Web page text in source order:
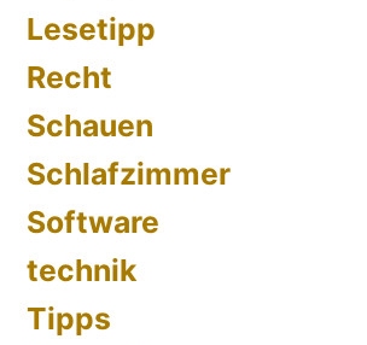
Lesetipp
Recht
Schauen
Schlafzimmer
Software
technik
Tipps